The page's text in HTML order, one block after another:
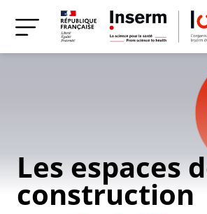
Les espaces
construction